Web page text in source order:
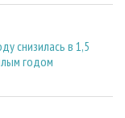
снизилась в 1,5
годом